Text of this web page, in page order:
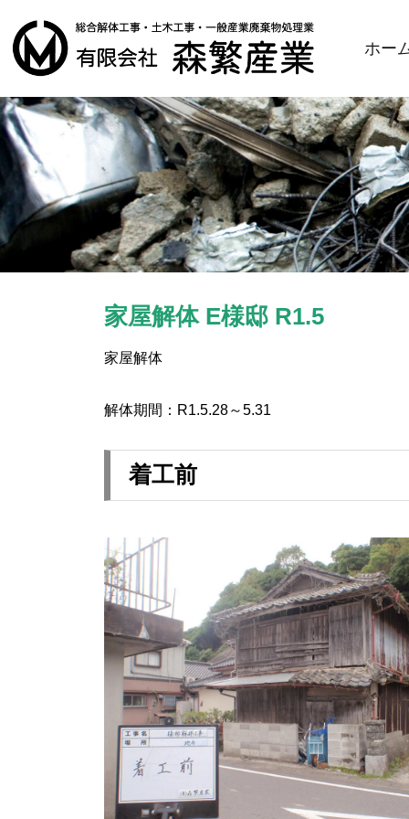
ホー
家屋解体 E様邸 R1.5
家屋解体
解体期間：R1.5.28～5.31
着工前